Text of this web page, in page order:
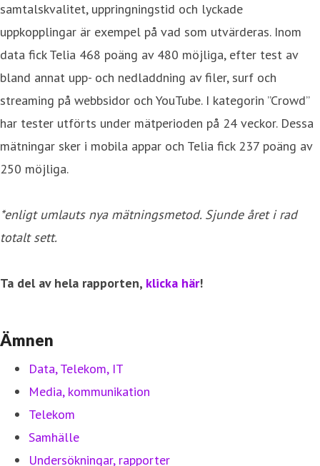
samtalskvalitet, uppringningstid och lyckade
uppkopplingar är exempel på vad som utvärderas. Inom
data fick Telia 468 poäng av 480 möjliga, efter test av
bland annat upp- och nedladdning av filer, surf och
streaming på webbsidor och YouTube. I kategorin ”Crowd”
har tester utförts under mätperioden på 24 veckor. Dessa
mätningar sker i mobila appar och Telia fick 237 poäng av
250 möjliga.
*enligt umlauts nya mätningsmetod. Sjunde året i rad
totalt sett.
Ta del av hela rapporten, klicka här!
Ämnen
Data, Telekom, IT
Media, kommunikation
Telekom
Samhälle
Undersökningar, rapporter